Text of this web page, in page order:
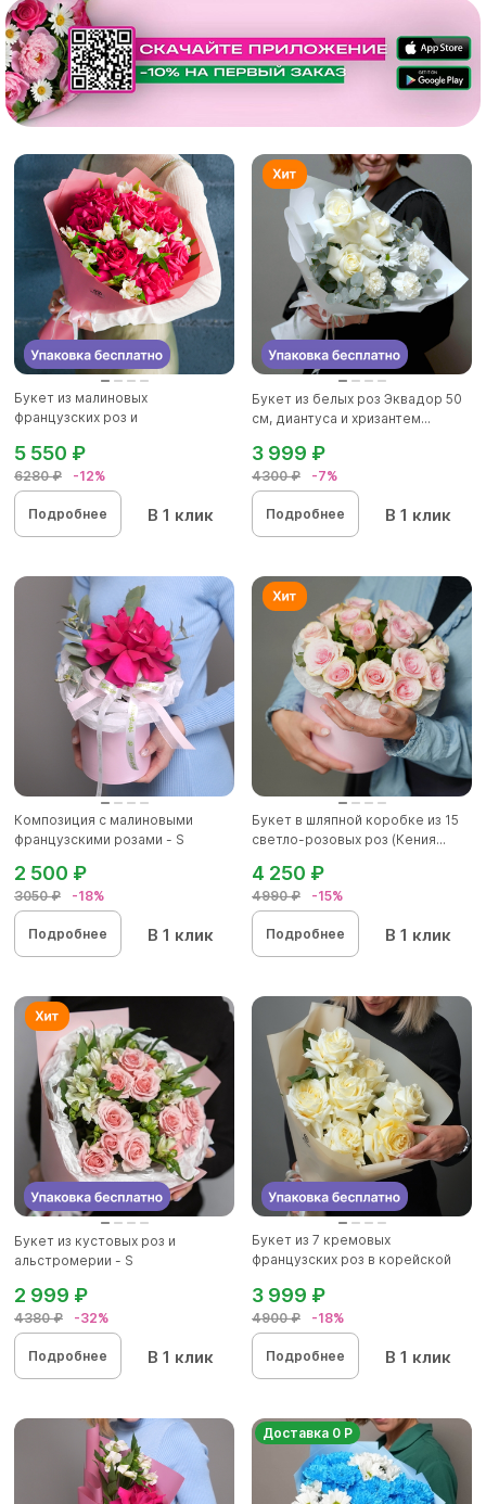
Букет из малиновых
французских роз и
6280 ₽ -12%
5 550 ₽
Подробнее В 1 клик
Букет из белых роз Эквадор 50
см, диантуса и хризантем...
4300 ₽ -7%
3 999 ₽
Подробнее В 1 клик
Композиция с малиновыми
французскими розами - S
3050 ₽ -18%
2 500 ₽
Подробнее В 1 клик
Букет в шляпной коробке из 15
светло-розовых роз (Кения...
4990 ₽ -15%
4 250 ₽
Подробнее В 1 клик
Букет из кустовых роз и
альстромерии - S
4380 ₽ -32%
2 999 ₽
Подробнее В 1 клик
Букет из 7 кремовых
французских роз в корейской
4900 ₽ -18%
3 999 ₽
Подробнее В 1 клик
Доставка 0 Р